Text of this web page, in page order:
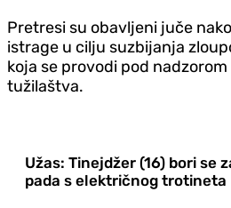
Pretresi su obavljeni juče
istrage u cilju suzbijanja
koja se provodi pod
tužilaštva.
Užas: Tinejdžer (16) bori se
pada s električnog trotineta